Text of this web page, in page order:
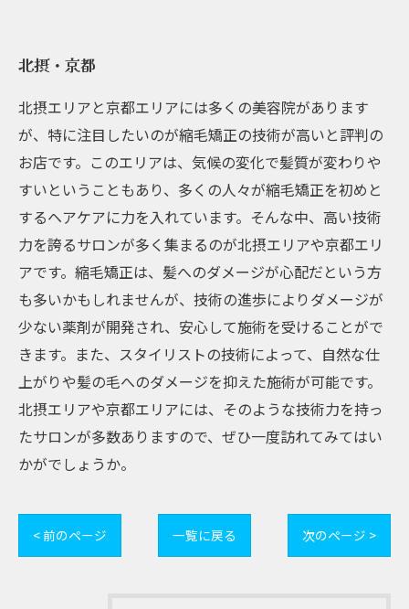
北摂・京都
北摂エリアと京都エリアには多くの美容院があります
が、特に注目したいのが縮毛矯正の技術が高いと評判の
お店です。このエリアは、気候の変化で髪質が変わりや
すいということもあり、多くの人々が縮毛矯正を初めと
するヘアケアに力を入れています。そんな中、高い技術
力を誇るサロンが多く集まるのが北摂エリアや京都エリ
アです。縮毛矯正は、髪へのダメージが心配だという方
も多いかもしれませんが、技術の進歩によりダメージが
少ない薬剤が開発され、安心して施術を受けることがで
きます。また、スタイリストの技術によって、自然な仕
上がりや髪の毛へのダメージを抑えた施術が可能です。
北摂エリアや京都エリアには、そのような技術力を持っ
たサロンが多数ありますので、ぜひ一度訪れてみてはい
かがでしょうか。
< 前のページ 一覧に戻る 次のページ >